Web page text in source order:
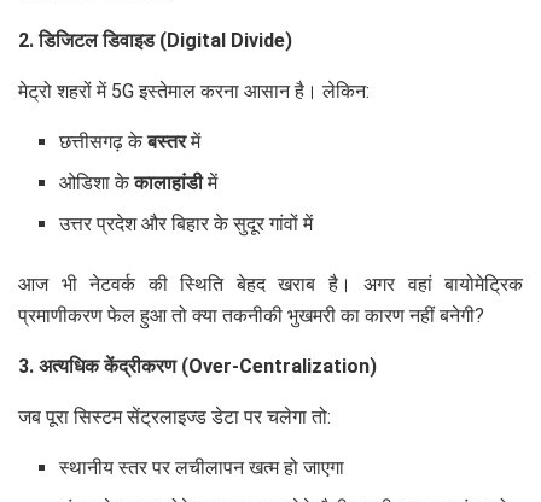
2. डिजिटल डिवाइड (Digital Divide)
मेट्रो शहरों में 5G इस्तेमाल करना आसान है। लेकिन:
छत्तीसगढ़ केबस्तरमें
ओडिशा केकालाहांडीमें
उत्तर प्रदेश और बिहार के सुदूर गांवों में
आज भी नेटवर्क की स्थिति बेहद खराब है। अगर वहां बायोमेट्रिक
प्रमाणीकरण फेल हुआ तो क्या तकनीकी भुखमरी का कारण नहीं बनेगी?
3. अत्यधिक केंद्रीकरण (Over-Centralization)
जब पूरा सिस्टम सेंट्रलाइज्ड डेटा पर चलेगा तो:
स्थानीय स्तर पर लचीलापन खत्म हो जाएगा